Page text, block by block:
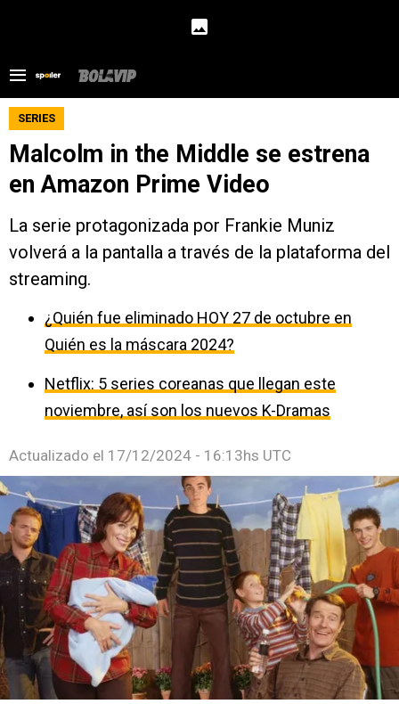
SERIES
Malcolm in the Middle se estrena
en Amazon Prime Video
La serie protagonizada por Frankie Muniz
volverá a la pantalla a través de la plataforma del
streaming.
¿Quién fue eliminado HOY 27 de octubre en
Quién es la máscara 2024?
Netflix: 5 series coreanas que llegan este
noviembre, así son los nuevos K-Dramas
Actualizado el 17/12/2024 - 16:13hs UTC